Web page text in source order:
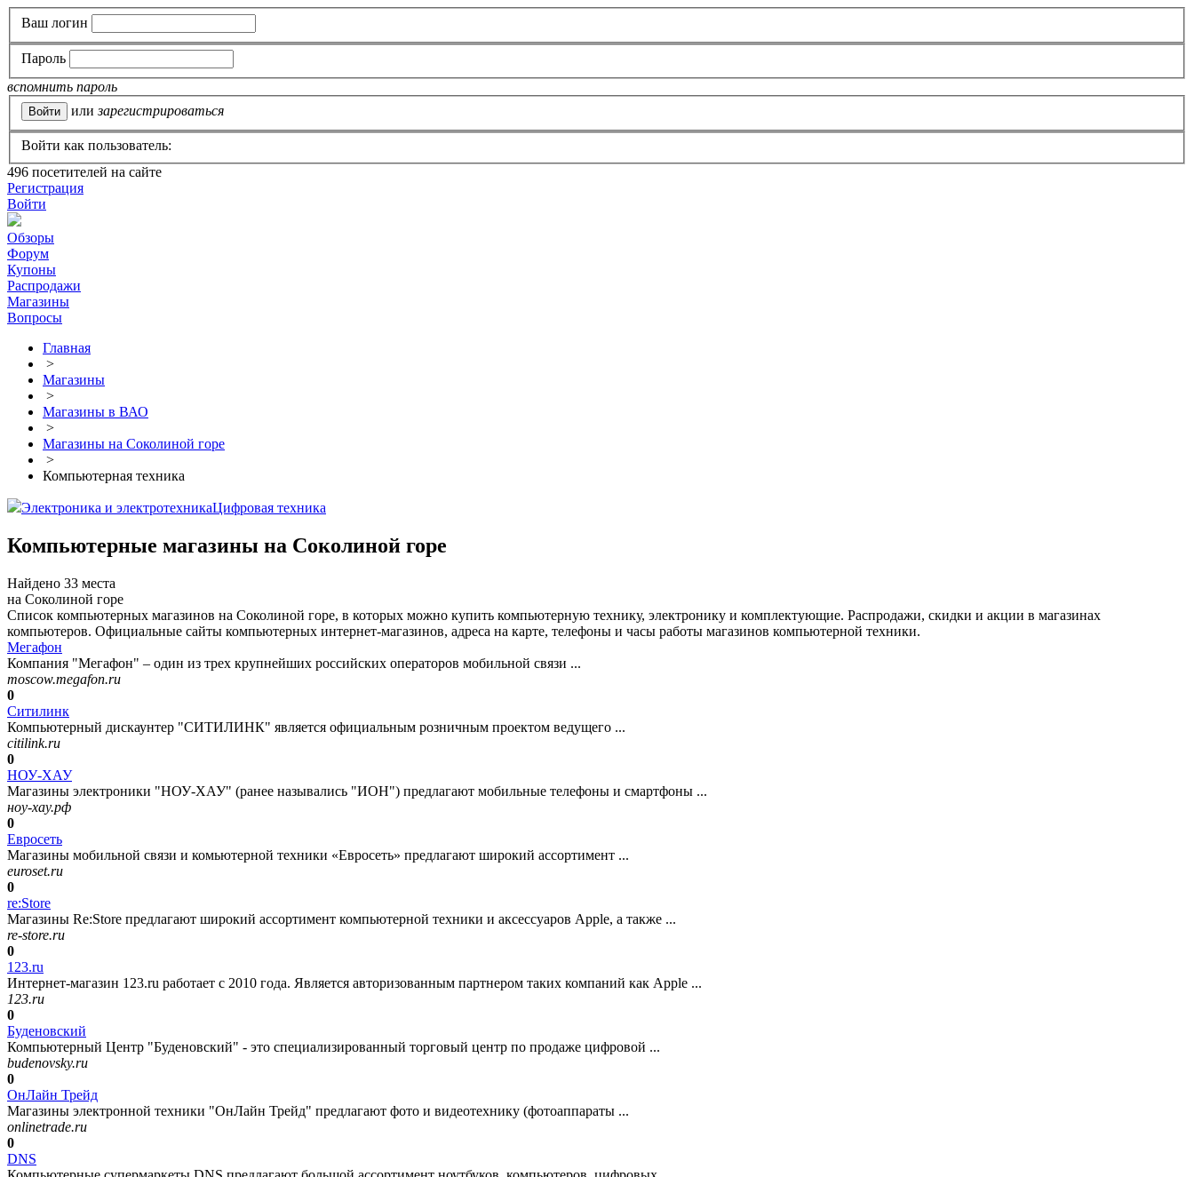
Ваш логин
Пароль
вспомнить пароль
или зарегистрироваться
Войти как пользователь:
496 посетителей на сайте
Регистрация
Войти
Обзоры
Форум
Купоны
Распродажи
Магазины
Вопросы
Главная
>
Магазины
>
Магазины в ВАО
>
Магазины на Соколиной горе
>
Компьютерная техника
Электроника и электротехникаЦифровая техника
Компьютерные магазины на Соколиной горе
Найдено 33 места
на Соколиной горе
Список компьютерных магазинов на Соколиной горе, в которых можно купить компьютерную технику, электронику и комплектующие. Распродажи, скидки и акции в магазинах
компьютеров. Официальные сайты компьютерных интернет-магазинов, адреса на карте, телефоны и часы работы магазинов компьютерной техники.
Мегафон
Компания "Мегафон" – один из трех крупнейших российских операторов мобильной связи ...
moscow.megafon.ru
0
Ситилинк
Компьютерный дискаунтер "СИТИЛИНК" является официальным розничным проектом ведущего ...
citilink.ru
0
НОУ-ХАУ
Магазины электроники "НОУ-ХАУ" (ранее назывались "ИОН") предлагают мобильные телефоны и смартфоны ...
ноу-хау.рф
0
Евросеть
Магазины мобильной связи и комьютерной техники «Евросеть» предлагают широкий ассортимент ...
euroset.ru
0
re:Store
Магазины Re:Store предлагают широкий ассортимент компьютерной техники и аксессуаров Apple, а также ...
re-store.ru
0
123.ru
Интернет-магазин 123.ru работает с 2010 года. Является авторизованным партнером таких компаний как Apple ...
123.ru
0
Буденовский
Компьютерный Центр "Буденовский" - это специализированный торговый центр по продаже цифровой ...
budenovsky.ru
0
ОнЛайн Трейд
Магазины электронной техники "ОнЛайн Трейд" предлагают фото и видеотехнику (фотоаппараты ...
onlinetrade.ru
0
DNS